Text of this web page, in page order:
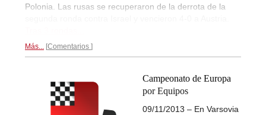
Polonia. Las rusas se recuperaron de la derrota de la
Más... Comentarios
Campeonato de Europa
por Equipos
09/11/2013 – En Varsovia